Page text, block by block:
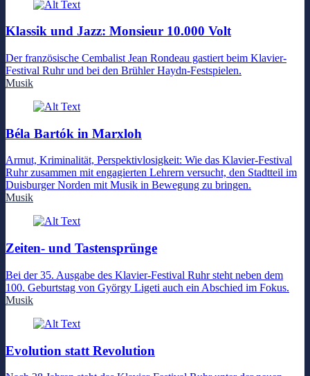
Klassik und Jazz: Monsieur 10.000 Volt
Der französische Cembalist Jean Rondeau gastiert beim Klavier-
Festival Ruhr und bei den Brühler Haydn-Festspielen.
Musik
Béla Bartók in Marxloh
Armut, Kriminalität, Perspektivlosigkeit: Wie das Klavier-Festival
Ruhr zusammen mit engagierten Lehrern versucht, den Stadtteil im
Duisburger Norden mit Musik in Bewegung zu bringen.
Musik
Zeiten- und Tastensprünge
Bei der 35. Ausgabe des Klavier-Festival Ruhr steht neben dem
100. Geburtstag von György Ligeti auch ein Abschied im Fokus.
Musik
Evolution statt Revolution